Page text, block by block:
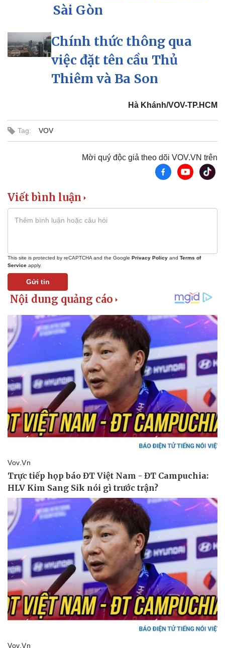
Pháp luật
Vụ án
Vũ khí
Phân tích
Thể thao
Bóng đá
Thế giới thể thao
eSports
Hậu trường
Ô tô - Xe máy
Ô tô
Xe máy
Sài Gòn
Chính thức thông qua
việc đặt tên cầu Thủ
Thiêm và Ba Son
Hà Khánh/VOV-TP.HCM
Tag: VOV
Mời quý độc giả theo dõi VOV.VN trên
Viết bình luận
This site is protected by reCAPTCHA and the Google Privacy Policy and Terms of
Service apply.
Gửi tin